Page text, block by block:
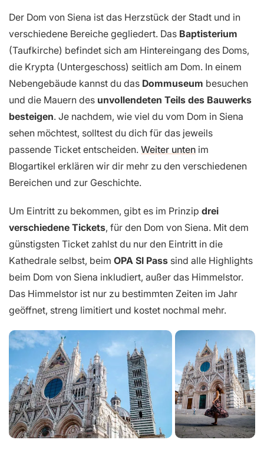
Der Dom von Siena ist das Herzstück der Stadt und in
verschiedene Bereiche gegliedert. Das Baptisterium
(Taufkirche) befindet sich am Hintereingang des Doms,
die Krypta (Untergeschoss) seitlich am Dom. In einem
Nebengebäude kannst du das Dommuseum besuchen
und die Mauern des unvollendeten Teils des Bauwerks
besteigen. Je nachdem, wie viel du vom Dom in Siena
sehen möchtest, solltest du dich für das jeweils
passende Ticket entscheiden. Weiter unten im
Blogartikel erklären wir dir mehr zu den verschiedenen
Bereichen und zur Geschichte.
Um Eintritt zu bekommen, gibt es im Prinzip drei
verschiedene Tickets, für den Dom von Siena. Mit dem
günstigsten Ticket zahlst du nur den Eintritt in die
Kathedrale selbst, beim OPA SI Pass sind alle Highlights
beim Dom von Siena inkludiert, außer das Himmelstor.
Das Himmelstor ist nur zu bestimmten Zeiten im Jahr
geöffnet, streng limitiert und kostet nochmal mehr.